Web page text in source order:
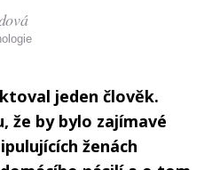
jeden člověk.
že by bylo zajímavé
ženách